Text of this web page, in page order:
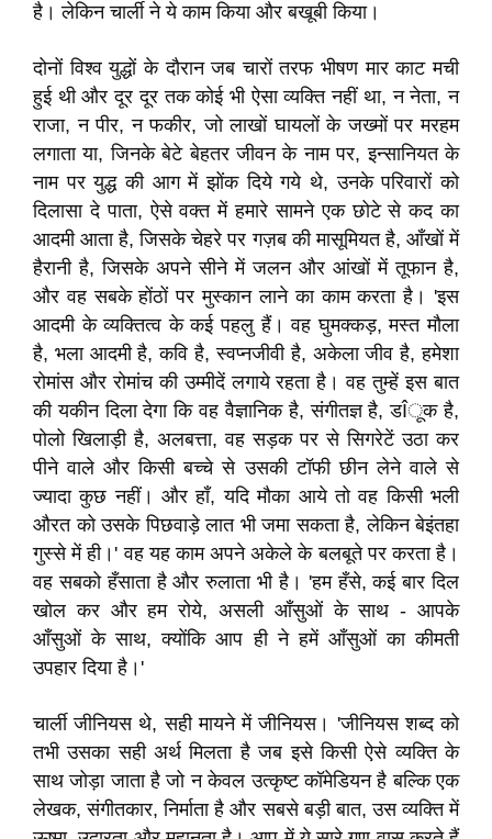
है। लेकिन चार्ली ने ये काम किया और बखूबी किया।
दोनों विश्व युद्धों के दौरान जब चारों तरफ भीषण मार काट मची
हुई थी और दूर दूर तक कोई भी ऐसा व्यक्ति नहीं था, न नेता, न
राजा, न पीर, न फकीर, जो लाखों घायलों के जख्मों पर मरहम
लगाता या, जिनके बेटे बेहतर जीवन के नाम पर, इन्सानियत के
नाम पर युद्ध की आग में झोंक दिये गये थे, उनके परिवारों को
दिलासा दे पाता, ऐसे वक्त में हमारे सामने एक छोटे से कद का
आदमी आता है, जिसके चेहरे पर गज़ब की मासूमियत है, आँखों में
हैरानी है, जिसके अपने सीने में जलन और आंखों में तूफान है,
और वह सबके होंठों पर मुस्कान लाने का काम करता है। 'इस
आदमी के व्यक्तित्व के कई पहलु हैं। वह घुमक्कड़, मस्त मौला
है, भला आदमी है, कवि है, स्वप्नजीवी है, अकेला जीव है, हमेशा
रोमांस और रोमांच की उम्मीदें लगाये रहता है। वह तुम्हें इस बात
की यकीन दिला देगा कि वह वैज्ञानिक है, संगीतज्ञ है, डÎूक है,
पोलो खिलाड़ी है, अलबत्ता, वह सड़क पर से सिगरेटें उठा कर
पीने वाले और किसी बच्चे से उसकी टॉफी छीन लेने वाले से
ज्यादा कुछ नहीं। और हाँ, यदि मौका आये तो वह किसी भली
औरत को उसके पिछवाड़े लात भी जमा सकता है, लेकिन बेइंतहा
गुस्से में ही।' वह यह काम अपने अकेले के बलबूते पर करता है।
वह सबको हँसाता है और रुलाता भी है। 'हम हँसे, कई बार दिल
खोल कर और हम रोये, असली आँसुओं के साथ - आपके
आँसुओं के साथ, क्योंकि आप ही ने हमें आँसुओं का कीमती
उपहार दिया है।'
चार्ली जीनियस थे, सही मायने में जीनियस। 'जीनियस शब्द को
तभी उसका सही अर्थ मिलता है जब इसे किसी ऐसे व्यक्ति के
साथ जोड़ा जाता है जो न केवल उत्कृष्ट कॉमेडियन है बल्कि एक
लेखक, संगीतकार, निर्माता है और सबसे बड़ी बात, उस व्यक्ति में